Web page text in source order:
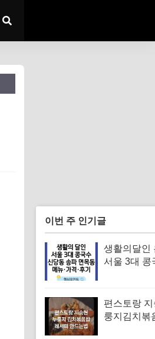
이번 주 인기글
생활의달인
서울 3대 콩
메뉴·가격·
편스토랑
룽지김치볶